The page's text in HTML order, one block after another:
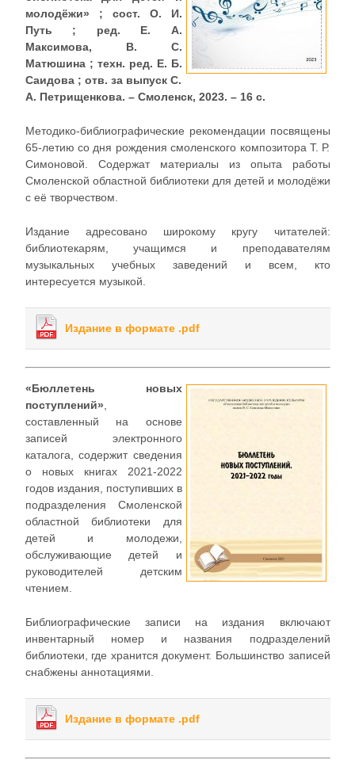
молодёжи» ; сост. О. И.
Путь ; ред. Е. А.
Максимова, В. С.
Матюшина ; техн. ред. Е. Б.
Саидова ; отв. за выпуск С.
А. Петрищенкова. – Смоленск, 2023. – 16 с.
Методико-библиографические рекомендации посвящены
65-летию со дня рождения смоленского композитора Т. Р.
Симоновой. Содержат материалы из опыта работы
Смоленской областной библиотеки для детей и молодёжи
с её творчеством.
Издание адресовано широкому кругу читателей:
библиотекарям, учащимся и преподавателям
музыкальных учебных заведений и всем, кто
интересуется музыкой.
Издание в формате .pdf
«Бюллетень новых
поступлений»
составленный на основе
записей электронного
каталога, содержит сведения
о новых книгах 2021-2022
годов издания, поступивших в
подразделения Смоленской
областной библиотеки для
детей и молодежи,
обслуживающие детей и
руководителей детским
чтением.
Библиографические записи на издания включают
инвентарный номер и названия подразделений
библиотеки, где хранится документ. Большинство записей
снабжены аннотациями.
Издание в формате .pdf